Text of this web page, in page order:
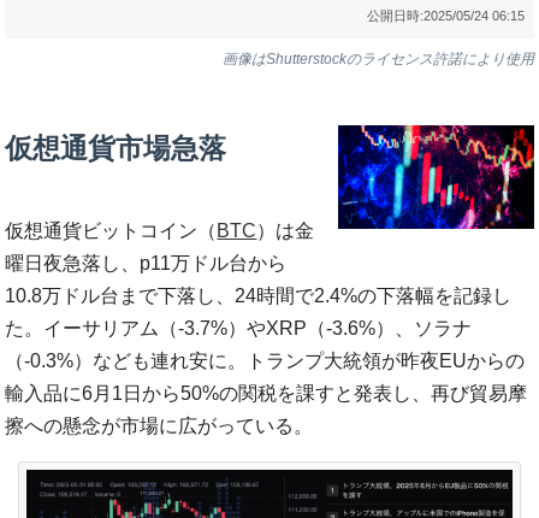
公開日時:2025/05/24 06:15
画像はShutterstockのライセンス許諾により使用
仮想通貨市場急落
仮想通貨ビットコイン（ BTC）は金
曜日夜急落し、p11万ドル台から
10.8万ドル台まで下落し、24時間で2.4%の下落幅を記録し
た。イーサリアム（-3.7%）やXRP（-3.6%）、ソラナ
（-0.3%）なども連れ安に。トランプ大統領が昨夜EUからの
輸入品に6月1日から50%の関税を課すと発表し、再び貿易摩
擦への懸念が市場に広がっている。